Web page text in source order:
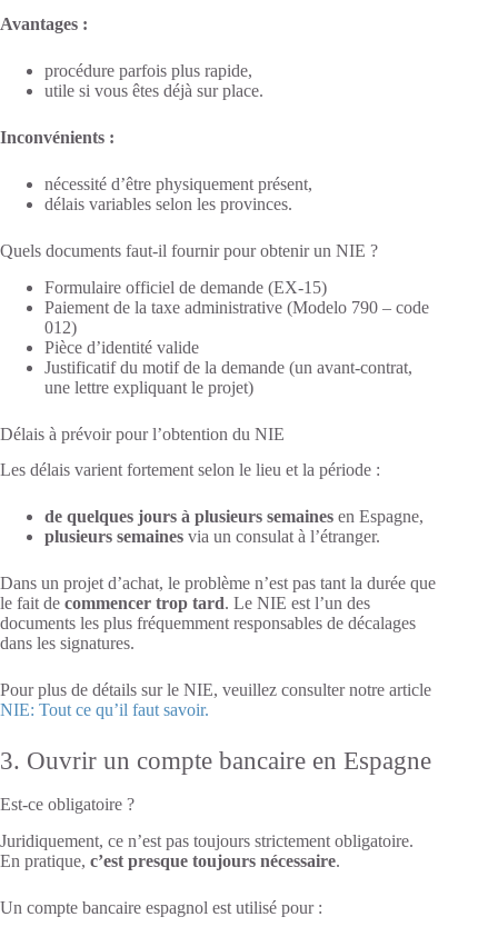
Avantages :
procédure parfois plus rapide,
utile si vous êtes déjà sur place.
Inconvénients :
nécessité d’être physiquement présent,
délais variables selon les provinces.
Quels documents faut-il fournir pour obtenir un NIE ?
Formulaire officiel de demande (EX-15)
Paiement de la taxe administrative (Modelo 790 – code
012)
Pièce d’identité valide
Justificatif du motif de la demande (un avant-contrat,
une lettre expliquant le projet)
Délais à prévoir pour l’obtention du NIE
Les délais varient fortement selon le lieu et la période :
de quelques jours à plusieurs semaines en Espagne,
plusieurs semaines via un consulat à l’étranger.
Dans un projet d’achat, le problème n’est pas tant la durée que
le fait de commencer trop tard. Le NIE est l’un des
documents les plus fréquemment responsables de décalages
dans les signatures.
Pour plus de détails sur le NIE, veuillez consulter notre article
NIE: Tout ce qu’il faut savoir.
3. Ouvrir un compte bancaire en Espagne
Est-ce obligatoire ?
Juridiquement, ce n’est pas toujours strictement obligatoire.
En pratique, c’est presque toujours nécessaire.
Un compte bancaire espagnol est utilisé pour :